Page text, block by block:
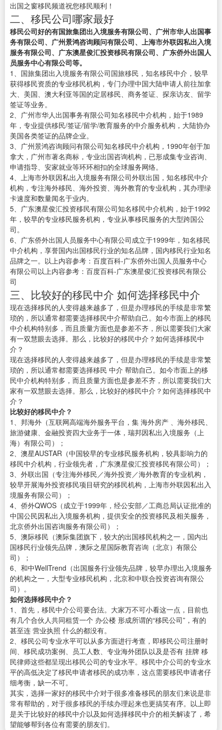
出国之窗移民频道祝您移民顺利！
二、移民公司哪家最好
移民公司好的有国旅集团出入境服务有限公司、广州市华人出国事
务有限公司、广州景鸿咨询顾问有限公司、上海市外联因私出入境
服务有限公司、广东澳星俊汇投资移民有限公司、广东侨外出国人
员服务中心有限公司等。
1、国旅集团出入境服务有限公司国旅移民，知名移民中介，较早
获得移民资质的专业移民机构，专门办理中国大陆申请人前往加拿
大、美国、澳大利亚等国的定居移民、商务签证、探亲访友、留学
签证等业务。
2、广州市华人出国事务有限公司知名移民中介机构，始于1989
年，专业提供移民/签证/留学/教育服务的中介服务机构，大陆协办
美国各类签证的品牌企业。
3、广州景鸿咨询顾问有限公司知名移民中介机构，1990年创于加
拿大，广州市著名商标，专业出国咨询机构，已形成集专业咨询、
申请指导、安家就业等环环相扣的全球服务网络。
4、上海市外联因私出入境服务有限公司外联出国，知名移民中介
机构，专注海外移民、海外投资、海外教育的专业机构，其办理绿
卡速度和数量闻名于业内。
5、广东澳星俊汇投资移民有限公司知名移民中介机构，始于1992
年，较早的专业移民服务机构，专业从事移民服务的大型跨国公
司。
6、广东侨外出国人员服务中心有限公司成立于1999年，知名移民
中介机构，享誉国内出国移民行业的知名品牌，国内移民行业知名
品牌之一。以上内容参考：百度百科-广东侨外出国人员服务中心
有限公司以上内容参考：百度百科-广东澳星俊汇投资移民有限公
司
三、比较好的移民中介 如何选择移民中介
现在选择移民的人变得越来越多了，但是办理移民的手续是非常繁
琐的，所以通常都需要选择移民中介帮助自己。如今市面上的移民
中介机构特别多，而且质量方面也是参差不齐，所以需要我们大家
有一双慧眼去选择。那么，比较好的移民中介？如何选择移民中
介？
现在选择移民的人变得越来越多了，但是办理移民的手续是非常繁
琐的，所以通常都需要选择移民 中介 帮助自己。如今市面上的移
民中介机构特别多，而且质量方面也是参差不齐，所以需要我们大
家有一双慧眼去选择。那么，比较好的移民中介？如何选择移民中
介？
比较好的移民中介？
1、邦海外（互联网高端海外服务平台，集 海外房产 、海外移民、
旅游健康、金融投资四大业务于一体，瑞邦因私出入境服务（上
海）有限公司）；
2、澳星AUSTAR（中国较早的专业移民服务机构，较具影响力的
移民中介机构，行业领先者，广东澳星俊汇投资移民有限公司）；
3、外联出国（专注海外移民／海外投资／海外教育的专业机构，
较早开展海外投资移民项目研究的移民机构，上海市外联因私出入
境服务有限公司）；
4、侨外QWOS（成立于1999年，经公安部／工商总局认证批准的
中国公民因私出入境服务机构，提供安全的投资移民及相关服务，
北京侨外出国咨询服务有限公司）；
5、澳际移民（澳际集团旗下，较大的出国移民机构之一，国内出
国移民行业领先品牌，澳际之星国际教育咨询（北京）有限公
司）；
6、和中WellTrend（出国服务行业领先品牌，较早办理出入境服务
的机构之一，大型专业移民机构，北京和中联合投资咨询有限公
司）。
如何选择移民中介？
1、首先，移民中介公司要合法。大家万不可小看这一点，目前也
有几个合伙人共同租赁一个 办公楼 形成所谓的“移民公司”，有的
甚至连 营业执照 什么的都没有。
2、移民公司专业水平可以从多方面进行考查，即移民公司注册时
间、移民成功案例、员工人数、专业海外团队以及是否有 挂牌 移
民律师这些都呈现出移民公司的专业水平。移民中介公司的专业水
平的高低决定了移民申请者移民的成功率，这点需要移民申请者仔
细考衡，缺一不可。
其实，选择一家好的移民中介对于很多准备移民的朋友们来说是非
常有帮助的，对于很多移民的手续办理起来也更搞笑有序。以上即
是关于比较好的移民中介以及如何选择移民中介的相关解读了，希
望能够帮到各位有需要的朋友们。